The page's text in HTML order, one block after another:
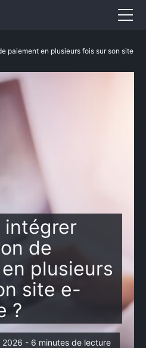
intégrer
de
plusieurs
site e-
?
2026 - 6 minutes de lecture
paiement en plusieurs fois sur son site